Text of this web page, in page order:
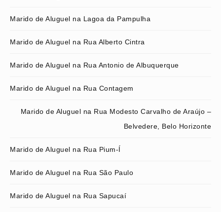
Marido de Aluguel na Lagoa da Pampulha
Marido de Aluguel na Rua Alberto Cintra
Marido de Aluguel na Rua Antonio de Albuquerque
Marido de Aluguel na Rua Contagem
Marido de Aluguel na Rua Modesto Carvalho de Araújo –
Belvedere, Belo Horizonte
Marido de Aluguel na Rua Pium-Í
Marido de Aluguel na Rua São Paulo
Marido de Aluguel na Rua Sapucaí